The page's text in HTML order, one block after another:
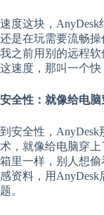
速度这块，AnyDesk
还是在玩需要流畅操
我之前用别的远程
这速度，那叫一个快
安全性：就像给电
到安全性，
术，就像给电脑穿
箱里一样，别人想
感资料，用
题。